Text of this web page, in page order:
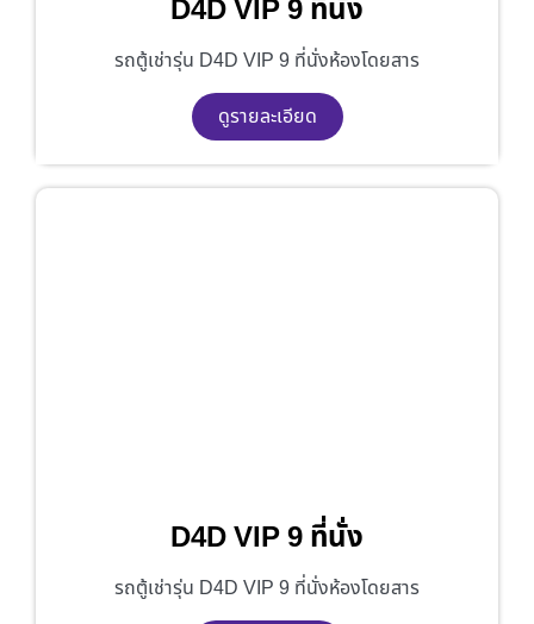
D4D VIP 9 ที่นั่ง
รถตู้เช่ารุ่น D4D VIP 9 ที่นั่งห้องโดยสาร
ดูรายละเอียด
D4D VIP 9 ที่นั่ง
รถตู้เช่ารุ่น D4D VIP 9 ที่นั่งห้องโดยสาร